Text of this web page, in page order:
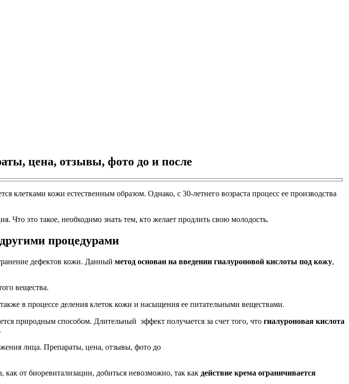
цена, отзывы, фото до и после
клетками кожи естественным образом. Однако, с 30-летнего возраста процесс ее производства
Что это такое, необходимо знать тем, кто желает продлить свою молодость.
процедурами
дефектов кожи. Данный метод основан на введении гиалуроновой кислоты под кожу,
вещества.
в процессе деления клеток кожи и насыщения ее питательными веществами.
природным способом. Длительный эффект получается за счет того, что гиалуроновая кислота
как от биоревитализации, добиться невозможно, так как действие крема ограничивается